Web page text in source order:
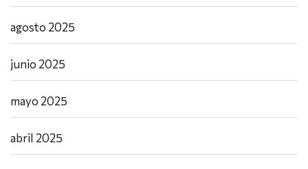
agosto 2025
junio 2025
mayo 2025
abril 2025